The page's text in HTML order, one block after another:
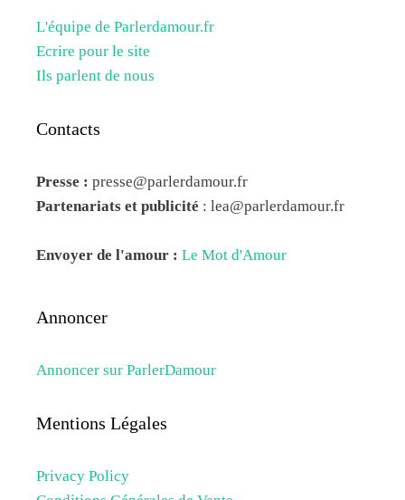
L'équipe de Parlerdamour.fr
Ecrire pour le site
Ils parlent de nous
Contacts
Presse : presse@parlerdamour.fr
Partenariats et publicité : lea@parlerdamour.fr
Envoyer de l'amour : Le Mot d'Amour
Annoncer
Annoncer sur ParlerDamour
Mentions Légales
Privacy Policy